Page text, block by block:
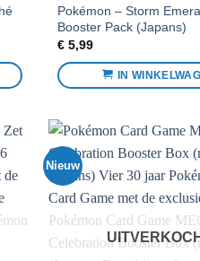
Pokémon – Storm
Booster Pack (Japans)
€5,99
IN
Nieuw